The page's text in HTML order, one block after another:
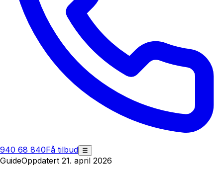
940 68 840Få tilbud ☰
GuideOppdatert 21. april 2026